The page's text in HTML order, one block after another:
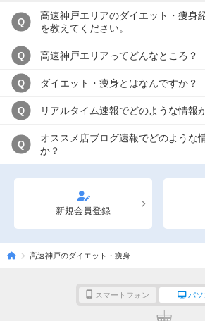
Q
高速神戸エリアのダイエット・痩身
を教えてください。
Q 高速神戸エリアってどんなところ？
Q ダイエット・痩身とはなんですか？
Q リアルタイム速報でどのような情報
Q
オススメ店ブログ速報でどのような
か？
新規会員登録
高速神戸のダイエット・痩身
スマートフォン パソ